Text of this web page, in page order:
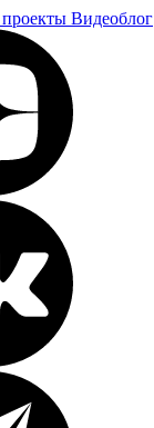
Видеоблог